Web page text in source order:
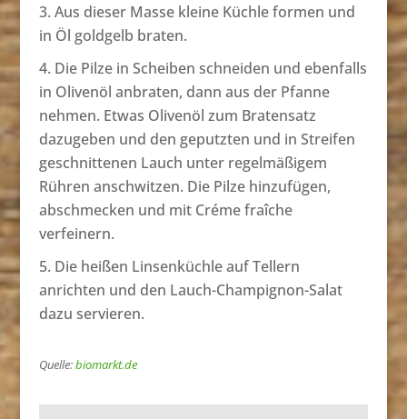
Aus dieser Masse kleine Küchle formen und
in Öl goldgelb braten.
Die Pilze in Scheiben schneiden und ebenfalls
in Olivenöl anbraten, dann aus der Pfanne
nehmen. Etwas Olivenöl zum Bratensatz
dazugeben und den geputzten und in Streifen
geschnittenen Lauch unter regelmäßigem
Rühren anschwitzen. Die Pilze hinzufügen,
abschmecken und mit Créme fraîche
verfeinern.
Die heißen Linsenküchle auf Tellern
anrichten und den Lauch-Champignon-Salat
dazu servieren.
Quelle:biomarkt.de